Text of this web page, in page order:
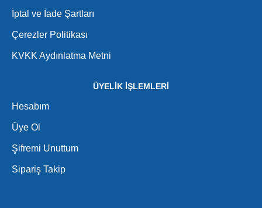
İptal ve İade Şartları
Çerezler Politikası
KVKK Aydınlatma Metni
ÜYELİK İŞLEMLERİ
Hesabım
Üye Ol
Şifremi Unuttum
Sipariş Takip